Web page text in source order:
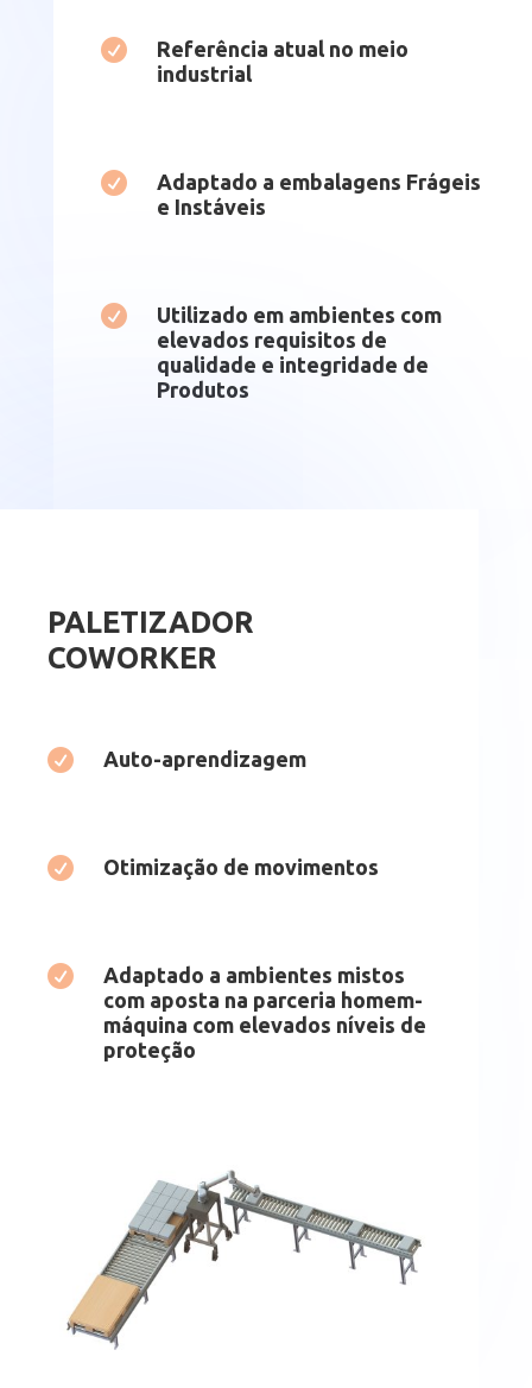

Referência atual no meio
industrial

Adaptado a embalagens Frágeis
e Instáveis

Utilizado em ambientes com
elevados requisitos de
qualidade e integridade de
Produtos
PALETIZADOR
COWORKER
 Auto-aprendizagem
 Otimização de movimentos

Adaptado a ambientes mistos
com aposta na parceria homem-
máquina com elevados níveis de
proteção